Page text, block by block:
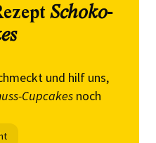
Schoko-
und hilf uns,
Cupcakes noch